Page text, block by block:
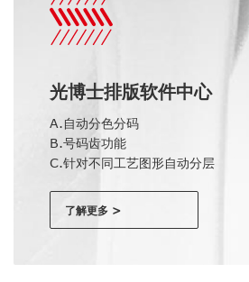
光博士排版软件中心
A.自动分色分码
B.号码齿功能
C.针对不同工艺图形自动分层
了解更多 >